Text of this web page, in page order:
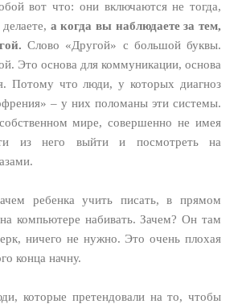
вот что: они включаются не тогда,
а когда вы наблюдаете за тем,
Слово «Другой» с большой буквы.
Это основа для коммуникации, основа
Потому что люди, у которых диагноз
– у них поломаны эти системы.
мире, совершенно не имея
из него выйти и посмотреть на
ребенка учить писать, в прямом
компьютере набивать. Зачем? Он там
ничего не нужно. Это очень плохая
конца начну.
которые претендовали на то, чтобы